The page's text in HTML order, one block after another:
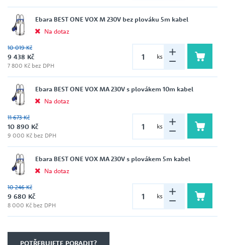
Ebara BEST ONE VOX M 230V bez plováku 5m kabel
Na dotaz
10 019 Kč
9 438 Kč
7 800 Kč bez DPH
ks
Ebara BEST ONE VOX MA 230V s plovákem 10m kabel
Na dotaz
11 673 Kč
10 890 Kč
9 000 Kč bez DPH
ks
Ebara BEST ONE VOX MA 230V s plovákem 5m kabel
Na dotaz
10 246 Kč
9 680 Kč
8 000 Kč bez DPH
ks
POTŘEBUJETE PORADIT?